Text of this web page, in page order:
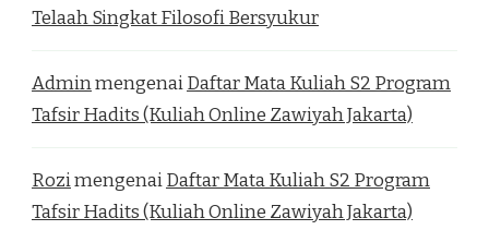
Telaah Singkat Filosofi Bersyukur
AdminmengenaiDaftar Mata Kuliah S2 Program
Tafsir Hadits (Kuliah Online Zawiyah Jakarta)
RozimengenaiDaftar Mata Kuliah S2 Program
Tafsir Hadits (Kuliah Online Zawiyah Jakarta)